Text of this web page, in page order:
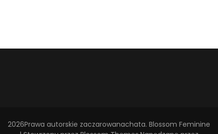
2026Prawa autorskie zaczarowanachata. Blossom Feminine